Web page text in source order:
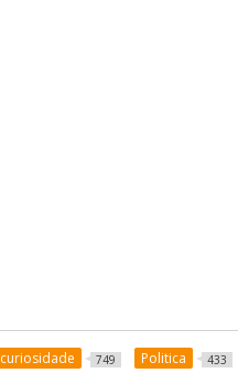
curiosidade 749 Politica 433